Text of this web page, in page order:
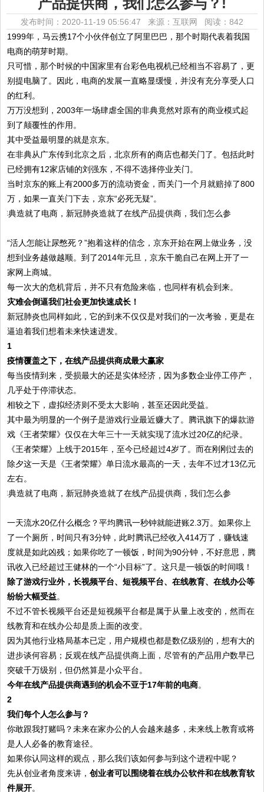
产品提供商，我们怎么参与？!
发布时间：2020-11-19 05:56:47 来源：互联网 阅读：842
1999年，马云携17个小伙伴创立了阿里巴巴，那个时期代表着我国
电商的萌芽时期。
只可惜，那个时候的中国家里有台彩色电视机已经相当不容易了，更
别提电脑了。因此，电商的发展一直略显缓慢，并没有充分享受人口
的红利。
万万没想到，2003年一场肆虐全国的非典竟然对原有的商业模式起
到了颠覆性的作用。
其中受益最明显的就是京东。
在非典从广东传到北京之后，北京所有的商店也都关门了。包括此时
已经拥有12家店铺的刘强东，不得不选择停业关门。
当时京东的账上有2000多万的流动资金，而关门一个月就赔掉了800
万，如果一直关门下去，京东“必死无疑”。
“活人怎能让尿憋死？”抱着这样的信念，京东开始在网上做业务，没
想到业务越做越顺。到了2014年元旦，京东干脆自己在网上开了一
家网上商城。
每一次大的危机背后，并不只有危险来临，也同样有机会到来。
灾难会倒逼我们社会更加快速成长！
新冠肺炎也同样如此，它的到来不仅仅是对我们的一次考验，更是在
逼迫着我们想着未来快速进发。
1
疫情覆盖之下，在线产品提供商成最大赢家
每当疫情到来，受损最大的还是实体经济，因为多数企业停工停产，
几乎处于停滞状态。
相较之下，虚拟经济则不受太大影响，甚至还因此受益。
其中最为明显的一个例子是游戏行业最近赚大了。腾讯旗下的爆款游
戏《王者荣耀》仅仅在大年三十一天就实现了流水过20亿的纪录。
《王者荣耀》上线于2015年，至今已经超过4岁了。而在刚刚过去的
除夕这一天是《王者荣耀》单日流水最高的一天，去年不过才13亿元
左右。
一天流水20亿什么概念？平均腾讯一秒钟就能进账2.3万。如果你上
了一个厕所，时间只有3分钟，此时腾讯已经收入414万了，赚钱速
度就是如此凶残；如果你吃了一顿饭，时间为90分钟，不好意思，腾
讯收入已经超过王健林的一个“小目标”了。这只是一顿饭的时间哦！
除了游戏行业外，长视频平台、短视频平台、在线教育、在线办公等
纷纷大幅受益。
不过不管长视频平台还是短视频平台都是属于从量上改变的，然而在
线教育和在线办公却是质上面的改变。
因为其他行业格局基本已定，用户规模也都是数亿级别的，想有大的
进步谈何容易；反观在线产品提供商上面，尽管有的产品用户数早已
突破千万级别，但仍然算是小众平台。
今年在线产品提供商遇到的机会不亚于17年前的电商。
2
我们每个人怎么参与？
你敢跟我打赌吗？未来在家办公的人会越来越多，未来线上教育或将
是人人必备的教育途径。
如果你认同这样的观点，那么我们该如何参与到这个进程中呢？
先从创业者角度来讲，创业者可以围绕着在线办公软件和在线教育软
件展开。